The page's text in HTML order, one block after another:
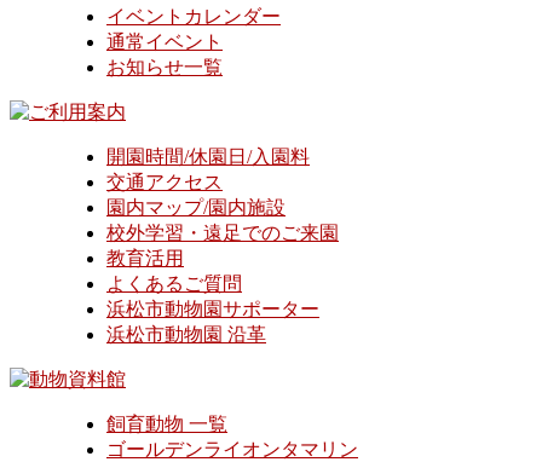
イベントカレンダー
通常イベント
お知らせ一覧
開園時間/休園日/入園料
交通アクセス
園内マップ/園内施設
校外学習・遠足でのご来園
教育活用
よくあるご質問
浜松市動物園サポーター
浜松市動物園 沿革
飼育動物 一覧
ゴールデンライオンタマリン